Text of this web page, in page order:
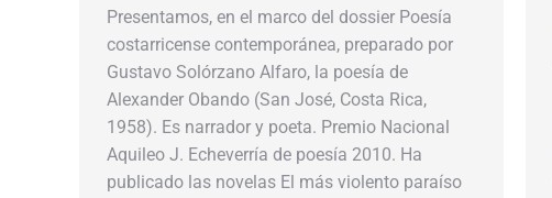
Presentamos, en el marco del dossier Poesía
costarricense contemporánea, preparado por
Gustavo Solórzano Alfaro, la poesía de
Alexander Obando (San José, Costa Rica,
1958). Es narrador y poeta. Premio Nacional
Aquileo J. Echeverría de poesía 2010. Ha
publicado las novelas El más violento paraíso